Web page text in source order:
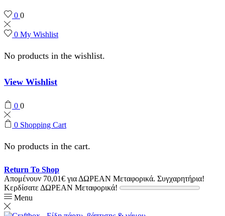
0 0
0 My Wishlist
No products in the wishlist.
View Wishlist
0 0
0 Shopping Cart
No products in the cart.
Return To Shop
Απομένουν 70,01€ για ΔΩΡΕΑΝ Μεταφορικά. Συγχαρητήρια!
Κερδίσατε ΔΩΡΕΑΝ Μεταφορικά!
Menu